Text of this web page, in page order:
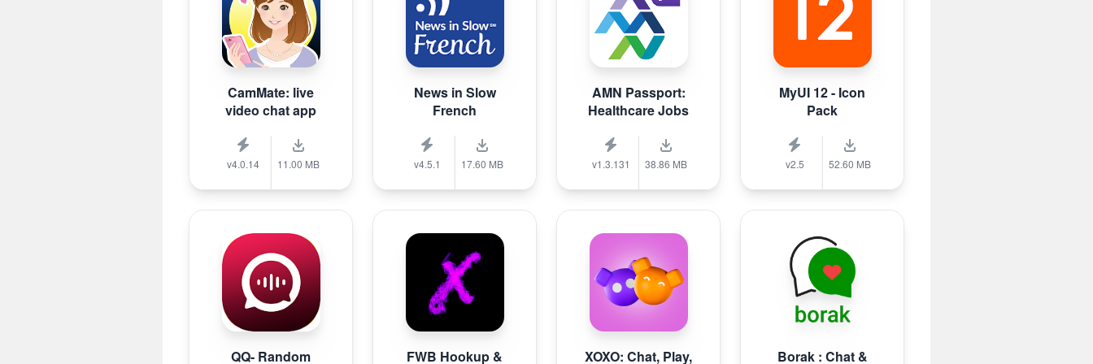
CamMate: live
video chat app
v4.0.14 11.00 MB
News in Slow
French
v4.5.1 17.60 MB
AMN Passport:
Healthcare Jobs
v1.3.131 38.86 MB
MyUI 12 - Icon
Pack
v2.5 52.60 MB
QQ- Random FWB Hookup & XOXO: Chat, Play, Borak : Chat &